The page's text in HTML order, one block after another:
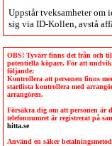
Uppstår tveksamheter
sig via ID-Kollen , avstå
OBS! Tyvärr finns det från och
potentiella köpare. För att
följande:
Kontrollera att personen finns
startlista kontrollera med
arrangören.
Försäkra dig om att personen är
telefonnumret är registrerat på
hitta.se
Använd en säker